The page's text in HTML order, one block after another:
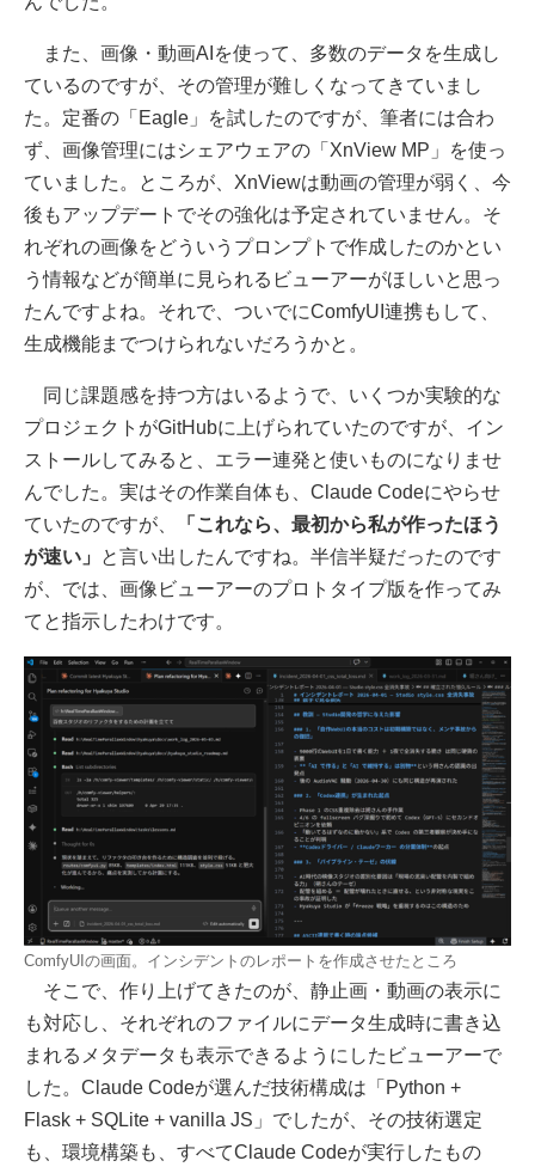
また、画像・動画AIを使って、多数のデータを生成し
ているのですが、その管理が難しくなってきていまし
た。定番の「Eagle」を試したのですが、筆者には合わ
ず、画像管理にはシェアウェアの「XnView MP」を使っ
ていました。ところが、XnViewは動画の管理が弱く、今
後もアップデートでその強化は予定されていません。そ
れぞれの画像をどういうプロンプトで作成したのかとい
う情報などが簡単に見られるビューアーがほしいと思っ
たんですよね。それで、ついでにComfyUI連携もして、
生成機能までつけられないだろうかと。
同じ課題感を持つ方はいるようで、いくつか実験的な
プロジェクトがGitHubに上げられていたのですが、イン
ストールしてみると、エラー連発と使いものになりませ
んでした。実はその作業自体も、Claude Codeにやらせ
ていたのですが、
「これなら、最初から私が作ったほう
が速い」
と言い出したんですね。半信半疑だったのです
が、では、画像ビューアーのプロトタイプ版を作ってみ
てと指示したわけです。
ComfyUIの画面。インシデントのレポートを作成させたところ
そこで、作り上げてきたのが、静止画・動画の表示に
も対応し、それぞれのファイルにデータ生成時に書き込
まれるメタデータも表示できるようにしたビューアーで
した。Claude Codeが選んだ技術構成は「Python +
Flask + SQLite + vanilla JS」でしたが、その技術選定
も、環境構築も、すべてClaude Codeが実行したもの